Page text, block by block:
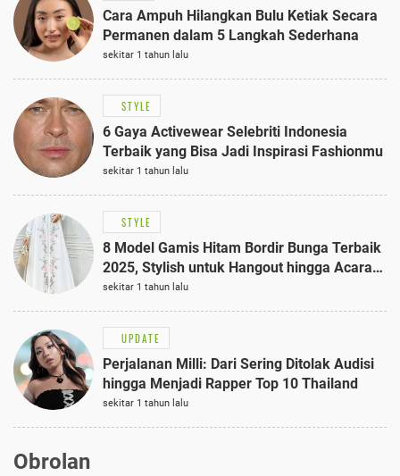
Cara Ampuh Hilangkan Bulu Ketiak Secara
Permanen dalam 5 Langkah Sederhana
sekitar 1 tahun lalu
STYLE
6 Gaya Activewear Selebriti Indonesia
Terbaik yang Bisa Jadi Inspirasi Fashionmu
sekitar 1 tahun lalu
STYLE
8 Model Gamis Hitam Bordir Bunga Terbaik
2025, Stylish untuk Hangout hingga Acara
Semi-Formal
sekitar 1 tahun lalu
UPDATE
Perjalanan Milli: Dari Sering Ditolak Audisi
hingga Menjadi Rapper Top 10 Thailand
sekitar 1 tahun lalu
Obrolan